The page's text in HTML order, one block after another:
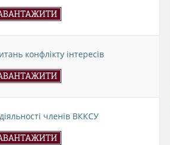
конфлікту інтересів
членів ВККСУ